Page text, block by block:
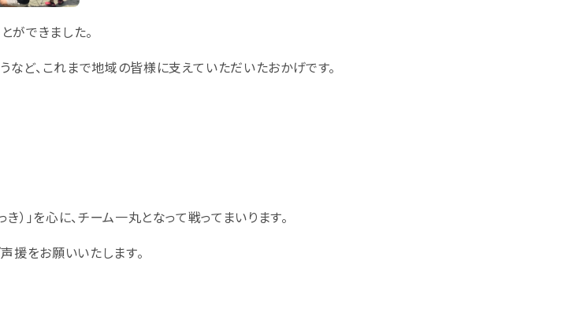
ができました。
ど、これまで地域の皆様に支えていただいたおかげです。
）」を心に、チーム一丸となって戦ってまいります。
援をお願いいたします。